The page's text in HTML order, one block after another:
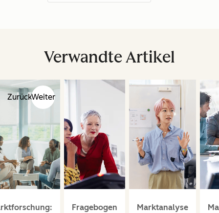
Verwandte Artikel
ZurückWeiter
Fragebogen
Marktanalyse